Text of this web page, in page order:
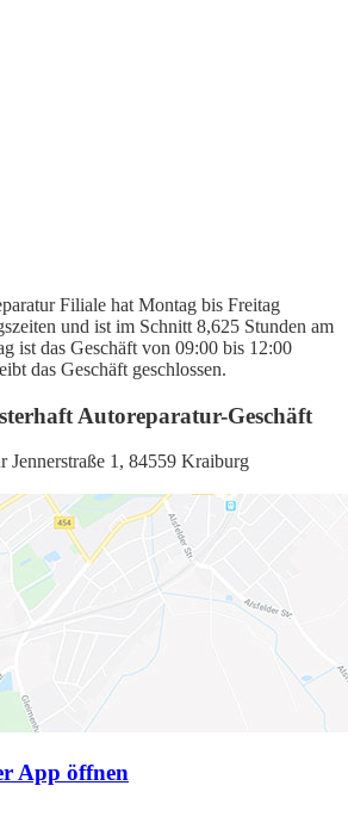
Filiale hat Montag bis Freitag
und ist im Schnitt 8,625 Stunden am
ist das Geschäft von 09:00 bis 12:00
das Geschäft geschlossen.
Autoreparatur-Geschäft
Jennerstraße 1, 84559 Kraiburg
App öffnen